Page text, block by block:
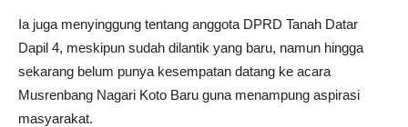
Ia juga menyinggung tentang anggota DPRD Tanah Datar
Dapil 4, meskipun sudah dilantik yang baru, namun hingga
sekarang belum punya kesempatan datang ke acara
Musrenbang Nagari Koto Baru guna menampung aspirasi
masyarakat.